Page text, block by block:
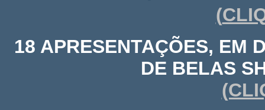
(
18 APRESENTAÇÕES, EM
DE BELAS